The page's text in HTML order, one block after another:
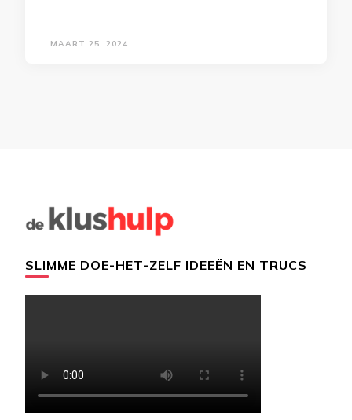
MAART 25, 2024
SLIMME DOE-HET-ZELF IDEEËN EN TRUCS